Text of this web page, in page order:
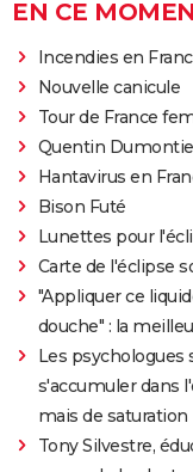
EN CE
Incendies en
Nouvelle canicule
Tour de France
Quentin
Hantavirus en
Bison Futé
Lunettes pour
Carte de l'éclipse
"Appliquer ce
douche" : la
Les psychologues
s'accumuler dans
mais de saturation
Tony Silvestre,